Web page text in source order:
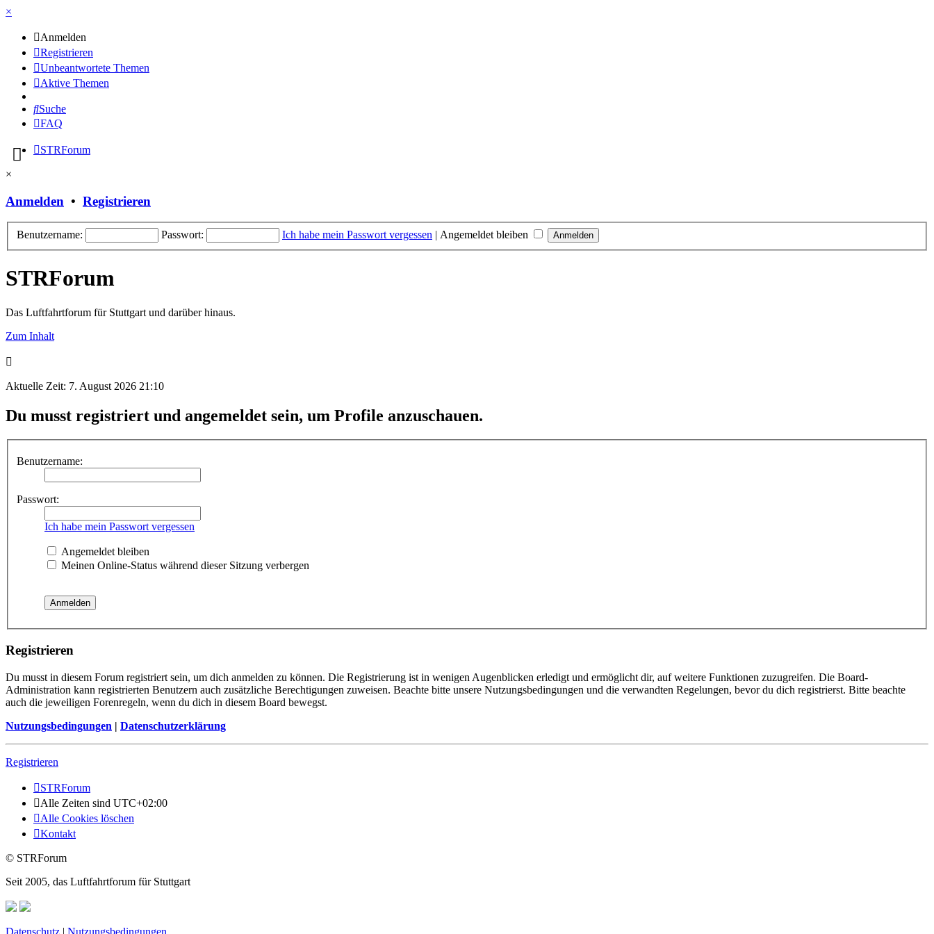
×
Anmelden
Registrieren
Unbeantwortete Themen
Aktive Themen
Suche
FAQ
STRForum
×
Anmelden • Registrieren
Benutzername: Passwort: Ich habe mein Passwort vergessen | Angemeldet bleiben
STRForum
Das Luftfahrtforum für Stuttgart und darüber hinaus.
Zum Inhalt
Aktuelle Zeit: 7. August 2026 21:10
Du musst registriert und angemeldet sein, um Profile anzuschauen.
Benutzername:
Passwort:
Ich habe mein Passwort vergessen
Angemeldet bleiben
Meinen Online-Status während dieser Sitzung verbergen
Registrieren
Du musst in diesem Forum registriert sein, um dich anmelden zu können. Die Registrierung ist in wenigen Augenblicken erledigt und ermöglicht dir, auf weitere Funktionen zuzugreifen. Die Board-
Administration kann registrierten Benutzern auch zusätzliche Berechtigungen zuweisen. Beachte bitte unsere Nutzungsbedingungen und die verwandten Regelungen, bevor du dich registrierst. Bitte beachte
auch die jeweiligen Forenregeln, wenn du dich in diesem Board bewegst.
Nutzungsbedingungen | Datenschutzerklärung
Registrieren
STRForum
Alle Zeiten sind UTC+02:00
Alle Cookies löschen
Kontakt
© STRForum
Seit 2005, das Luftfahrtforum für Stuttgart
Datenschutz | Nutzungsbedingungen